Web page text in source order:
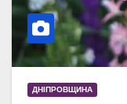
ДНІПРОВЩИНА